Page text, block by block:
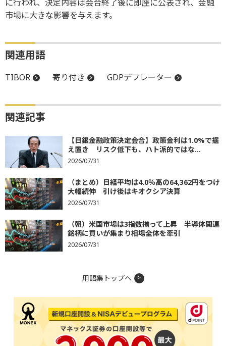
に行われ、決定内容は会合終了後に即座に公表され、金融
市場に大きな影響を与えます。
関連用語
TIBOR 寄り付き GDPデフレーター
関連記事
【日銀金融政策決定会合】政策金利は1.0%で据
え置き リスク低下も、ハト派的ではな...
2026/07/31
（まとめ）日経平均は4.0％高の64,362円をつけ
大幅続伸 引け後はキオクシア決算
2026/07/31
（朝）米国市場は3指数揃って上昇 半導体関連
銘柄に買いが集まり相場全体を牽引
2026/07/31
用語集トップへ